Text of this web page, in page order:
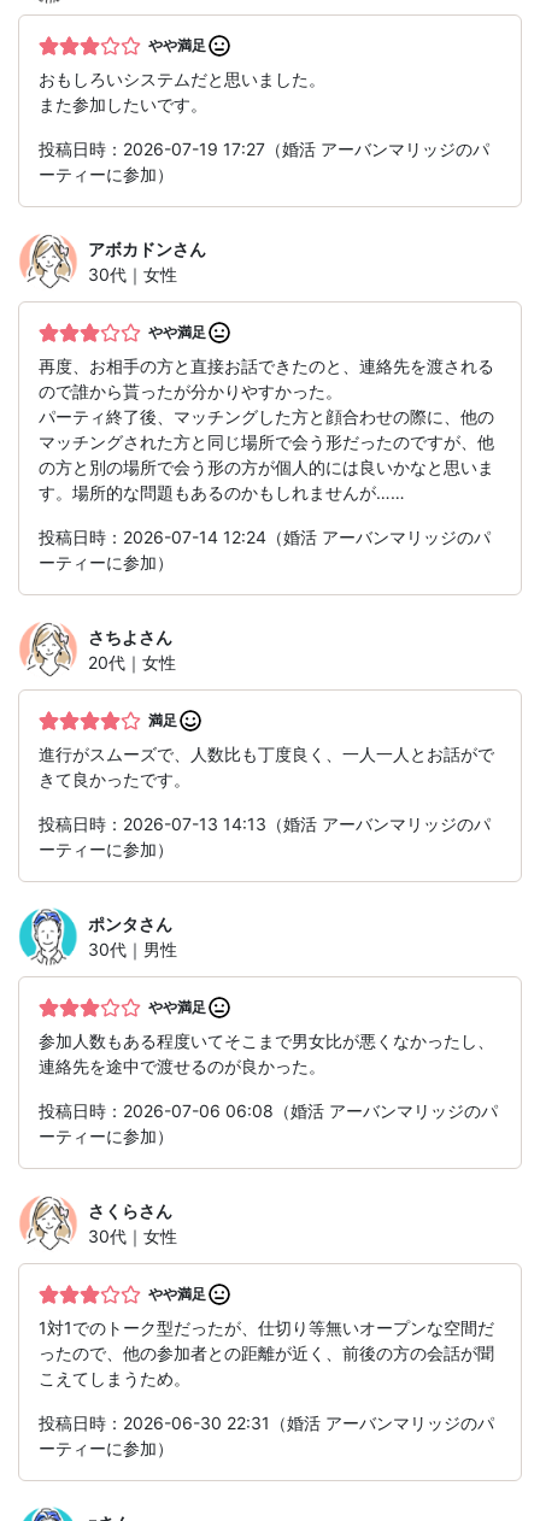
やや満足
おもしろいシステムだと思いました。
また参加したいです。
投稿日時：2026-07-19 17:27（婚活 アーバンマリッジのパ
ーティーに参加）
アボカドンさん
30代｜女性
やや満足
再度、お相手の方と直接お話できたのと、連絡先を渡される
ので誰から貰ったが分かりやすかった。
パーティ終了後、マッチングした方と顔合わせの際に、他の
マッチングされた方と同じ場所で会う形だったのですが、他
の方と別の場所で会う形の方が個人的には良いかなと思いま
す。場所的な問題もあるのかもしれませんが……
投稿日時：2026-07-14 12:24（婚活 アーバンマリッジのパ
ーティーに参加）
さちよさん
20代｜女性
満足
進行がスムーズで、人数比も丁度良く、一人一人とお話がで
きて良かったです。
投稿日時：2026-07-13 14:13（婚活 アーバンマリッジのパ
ーティーに参加）
ポンタさん
30代｜男性
やや満足
参加人数もある程度いてそこまで男女比が悪くなかったし、
連絡先を途中で渡せるのが良かった。
投稿日時：2026-07-06 06:08（婚活 アーバンマリッジのパ
ーティーに参加）
さくらさん
30代｜女性
やや満足
1対1でのトーク型だったが、仕切り等無いオープンな空間だ
ったので、他の参加者との距離が近く、前後の方の会話が聞
こえてしまうため。
投稿日時：2026-06-30 22:31（婚活 アーバンマリッジのパ
ーティーに参加）